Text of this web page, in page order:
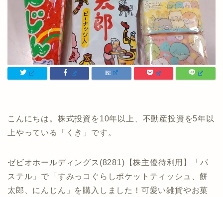
こんにちは。株式投資を10年以上、不動産投資を5年以
上やっている「くき」です。
ゼビオホールディングス(8281)【株主優待利用】「パ
ステル」で「すみっコぐらしポケットティッシュ、餅
太郎、にんじん」を購入しました！可愛い雑貨やお菓